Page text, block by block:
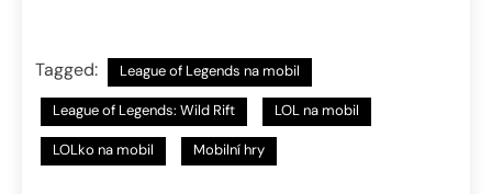
Tagged: League of Legends na mobil
League of Legends: Wild Rift LOL na mobil
LOLko na mobil Mobilní hry